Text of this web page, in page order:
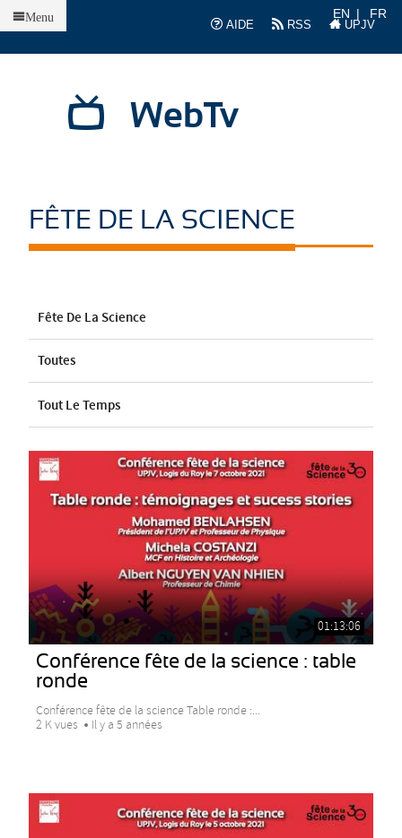
AIDE
RSS UPJV
EN FR
WebTv
Menu
FÊTE DE LA SCIENCE
Fête De La Science
Toutes
Tout Le Temps
01:13:06
Conférence fête de la science : table
ronde
Conférence fête de la science Table ronde :...
2 K vues
Il y a 5 années